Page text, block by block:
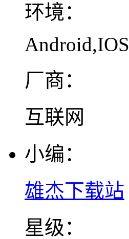
环境：
Android,IOS
厂商：
互联网
小编：
雄杰下载站
星级：